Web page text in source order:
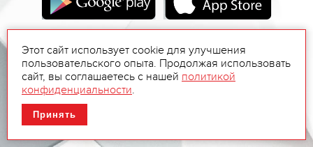
Этот сайт использует cookie для улучшения
пользовательского опыта. Продолжая использовать
сайт, вы соглашаетесь с нашей политикой
конфиденциальности.
Принять